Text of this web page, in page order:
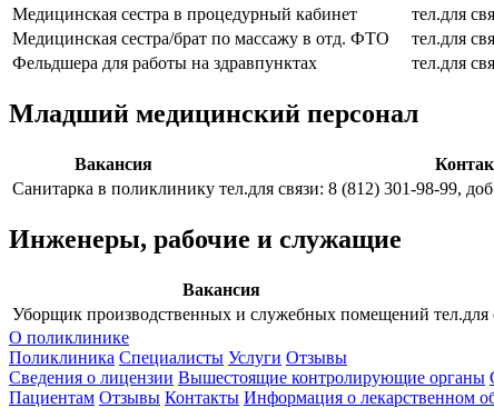
Медицинская сестра в процедурный кабинет
тел.для
Медицинская сестра/брат по массажу в отд. ФТО
тел.для
Фельдшера для работы на здравпунктах
тел.для
Младший медицинский персонал
Вакансия
Санитарка в поликлинику тел.для связи: 8 (812) 301-98-99,
Инженеры, рабочие и служащие
Вакансия
Уборщик производственных и служебных помещений
О поликлинике
Поликлиника Специалисты Услуги Отзывы
Сведения о лицензии Вышестоящие контролирующие органы
Пациентам Отзывы Контакты Информация о лекарственном